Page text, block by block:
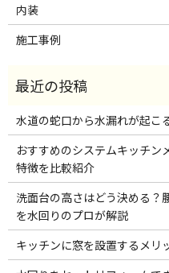
内装
施工事例
水道の蛇口から水漏れが起こ
おすすめのシステムキッチ
特徴を比較紹介
洗面台の高さはどう決める？
を水回りのプロが解説
キッチンに窓を設置するメリ